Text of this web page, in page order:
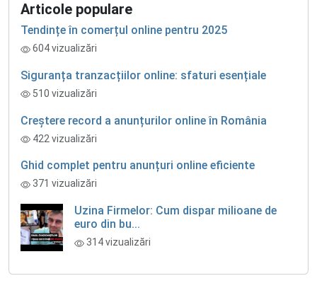
Articole populare
Tendințe în comerțul online pentru 2025
604 vizualizări
Siguranța tranzacțiilor online: sfaturi esențiale
510 vizualizări
Creștere record a anunțurilor online în România
422 vizualizări
Ghid complet pentru anunțuri online eficiente
371 vizualizări
Uzina Firmelor: Cum dispar milioane de
euro din bu...
314 vizualizări